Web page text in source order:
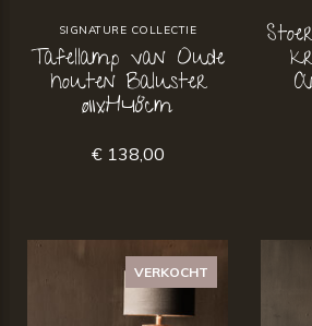
SIGNATURE COLLECTIE
Tafellamp van Oude
houten Baluster
ø11xH48cm
€ 138,00
VERKOCHT